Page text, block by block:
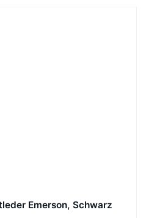
Emerson, Schwarz